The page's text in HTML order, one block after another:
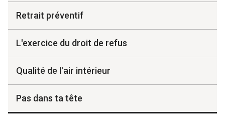
Retrait préventif
L'exercice du droit de refus
Qualité de l'air intérieur
Pas dans ta tête